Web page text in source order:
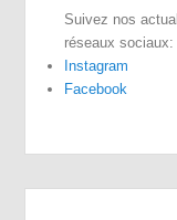
Suivez nos
réseaux sociaux:
Instagram
Facebook